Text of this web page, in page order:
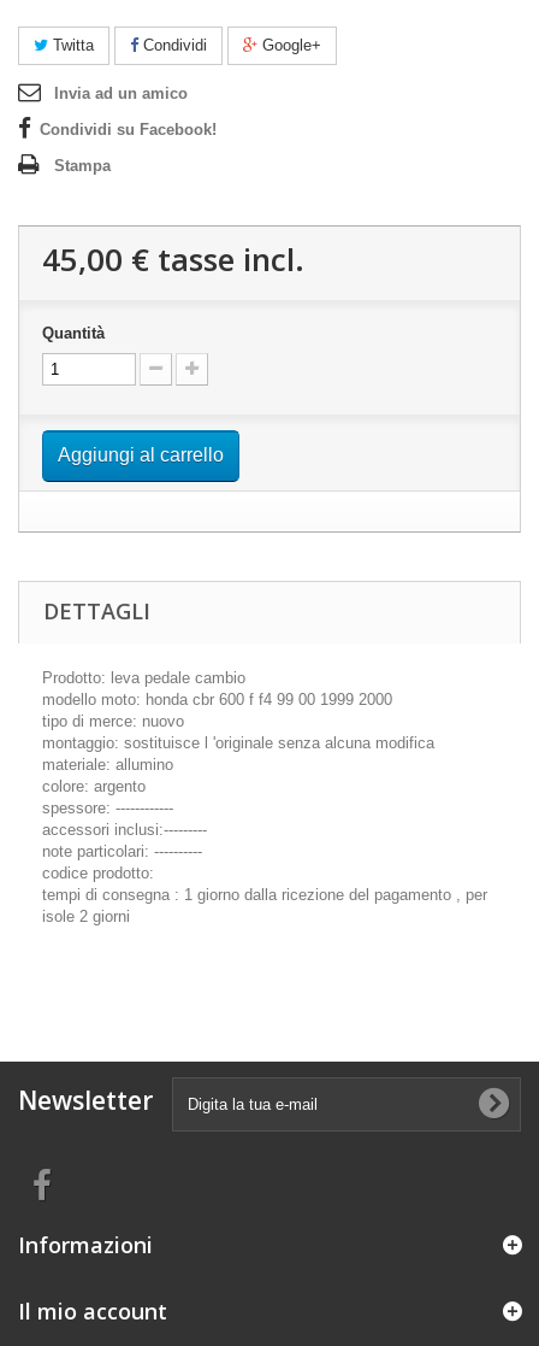
Twitta Condividi Google+
Invia ad un amico
Condividi su Facebook!
Stampa
45,00 € tasse incl.
Quantità
Aggiungi al carrello
DETTAGLI
Prodotto: leva pedale cambio
modello moto: honda cbr 600 f f4 99 00 1999 2000
tipo di merce: nuovo
montaggio: sostituisce l 'originale senza alcuna modifica
materiale: allumino
colore: argento
spessore: ------------
accessori inclusi:---------
note particolari: ----------
codice prodotto:
tempi di consegna : 1 giorno dalla ricezione del pagamento , per
isole 2 giorni
Newsletter
Informazioni
Il mio account